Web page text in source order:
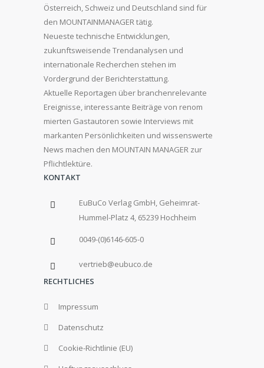
Österreich, Schweiz und Deutschland sind für
den MOUNTAINMANAGER tätig.
Neueste technische Entwicklungen,
zukunftsweisende Trendanalysen und
internationale Recherchen stehen im
Vordergrund der Berichterstattung.
Aktuelle Reportagen über branchenrelevante
Ereignisse, interessante Beiträge von renom
mierten Gastautoren sowie Interviews mit
markanten Persönlichkeiten und wissenswerte
News machen den MOUNTAIN MANAGER zur
Pflichtlektüre.
KONTAKT
EuBuCo Verlag GmbH, Geheimrat-
Hummel-Platz 4, 65239 Hochheim
0049-(0)6146-605-0
vertrieb@eubuco.de
RECHTLICHES
Impressum
Datenschutz
Cookie-Richtlinie (EU)